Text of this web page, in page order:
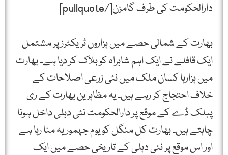
دارالحکومت کی طرف گامزن[/pullquote]
بھارت کے شمالی حصے میں ہزاروں ٹریکٹرز پر مشتمل
ایک قافلے نے ایک اہم شاہراہ کو بلاک کر دیا ہے۔ بھارت
میں ہزارہا کسان ملک میں نئی زرعی اصلاحات کے
خلاف احتجاج کر رہے ہیں۔ یہ مظاہرین بھارت کے ری
پبلک ڈے کے موقع پر دارالحکومت نئی دہلی داخل ہونا
چاہتے ہیں۔ بھارت کل منگل کو یوم جہموریہ منا رہا ہے
اور اس موقع پر نئی دہلی کے تاریخی حصے میں ایک